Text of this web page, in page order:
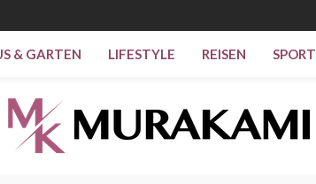
& GARTEN LIFESTYLE REISEN SPORT